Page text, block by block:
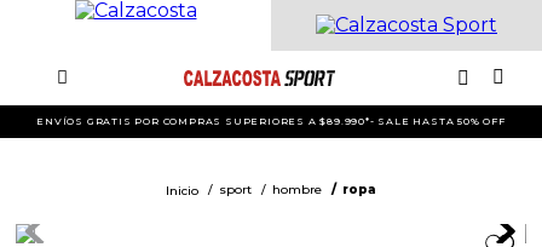
ENVÍOS GRATIS POR COMPRAS SUPERIORES A $89.990*- SALE HASTA 50% OFF
sport hombre ropa